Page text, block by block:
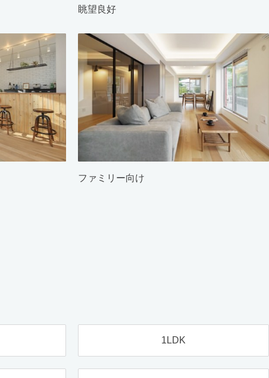
眺望良好
ファミリー向け
1LDK